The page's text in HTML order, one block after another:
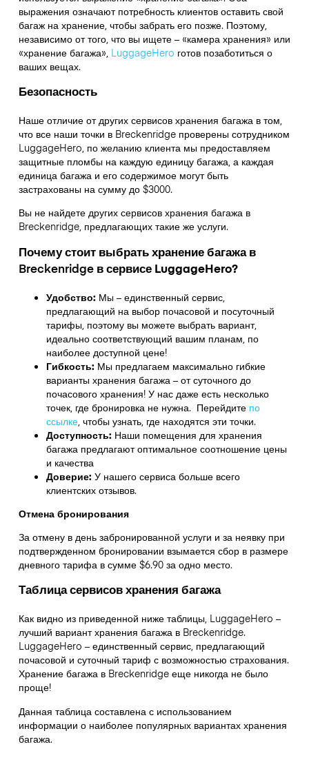
выражения означают потребность клиентов оставить свой
багаж на хранение, чтобы забрать его позже. Поэтому,
независимо от того, что вы ищете – «камера хранения» или
«хранение багажа», LuggageHero готов позаботиться о
ваших вещах.
Безопасность
Наше отличие от других сервисов хранения багажа в том,
чтовсе наши точки в Breckenridgeпроверены сотрудником
LuggageHero, по желанию клиента мы предоставляем
защитные пломбы на каждую единицу багажа, а каждая
единица багажа и его содержимое могут быть
застрахованы на сумму до $3000.
Вы не найдете других сервисов хранения багажа в
Breckenridge, предлагающих такие же услуги.
Почему стоит выбрать хранение багажа в
Breckenridgeв сервисе LuggageHero?
Удобство: Мы – единственный сервис,
предлагающий на выбор почасовой и посуточный
тарифы, поэтому вы можете выбрать вариант,
идеально соответствующий вашим планам, по
наиболее доступной цене!
Гибкость: Мы предлагаем максимально гибкие
варианты хранения багажа – от суточного до
почасового хранения! У нас даже есть несколько
точек, где бронировка не нужна. Перейдите по
ссылке, чтобы узнать, где находятся эти точки.
Доступность: Наши помещения для хранения
багажа предлагают оптимальное соотношение цены
и качества
Доверие: У нашего сервиса больше всего
клиентских отзывов.
Отмена бронирования
За отмену в день забронированной услуги и за неявку при
подтвержденном бронировании взымается сбор в размере
дневного тарифа в сумме $6.90 за одно место.
Таблица сервисов хранения багажа
Как видно из приведенной ниже таблицы, LuggageHero –
лучший вариант хранения багажа в Breckenridge.
LuggageHero – единственный сервис, предлагающий
почасовой и суточный тариф с возможностью страхования.
Хранение багажа в Breckenridgeеще никогда не было
проще!
Данная таблица составлена с использованием
информации о наиболее популярных вариантах хранения
багажа.